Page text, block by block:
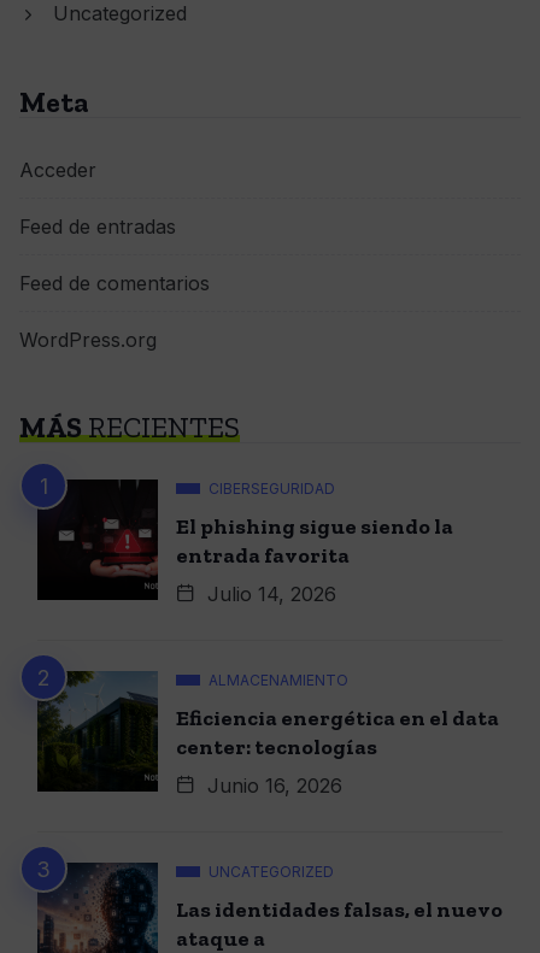
Uncategorized
Meta
Acceder
Feed de entradas
Feed de comentarios
WordPress.org
MÁSRECIENTES
CIBERSEGURIDAD
El phishing sigue siendo la
entrada favorita
Julio 14, 2026
ALMACENAMIENTO
Eficiencia energética en el data
center: tecnologías
Junio 16, 2026
UNCATEGORIZED
Las identidades falsas, el nuevo
ataque a